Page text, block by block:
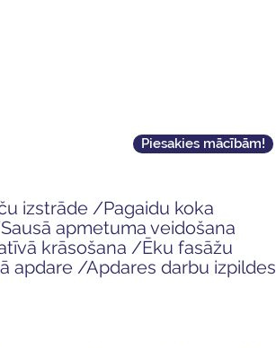
Piesakies mācībām!
izstrāde /Pagaidu koka
Sausā apmetuma veidošana
krāsošana /Ēku fasāžu
apdare /Apdares darbu izpildes